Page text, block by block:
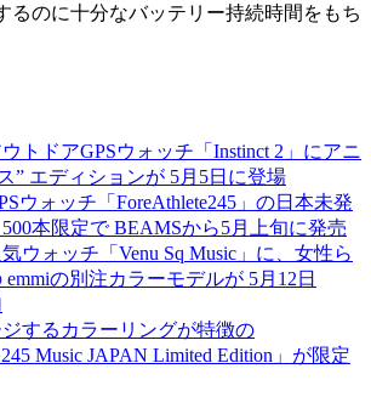
るのに十分なバッテリー持続時間をもち
トドアGPSウォッチ「Instinct 2」にアニ
” エディションが 5月5日に登場
ウォッチ「ForeAthlete245」の日本未発
本限定で BEAMSから5月上旬に発売
ウォッチ「Venu Sq Music」に、女性ら
emmiの別注カラーモデルが 5月12日
するカラーリングが特徴の
245 Music JAPAN Limited Edition」が限定